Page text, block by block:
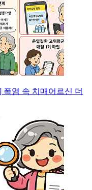
염 속 치매어르신 더